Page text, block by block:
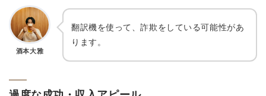
酒本大雅
翻訳機を使って、詐欺をしている可能性があ
ります。